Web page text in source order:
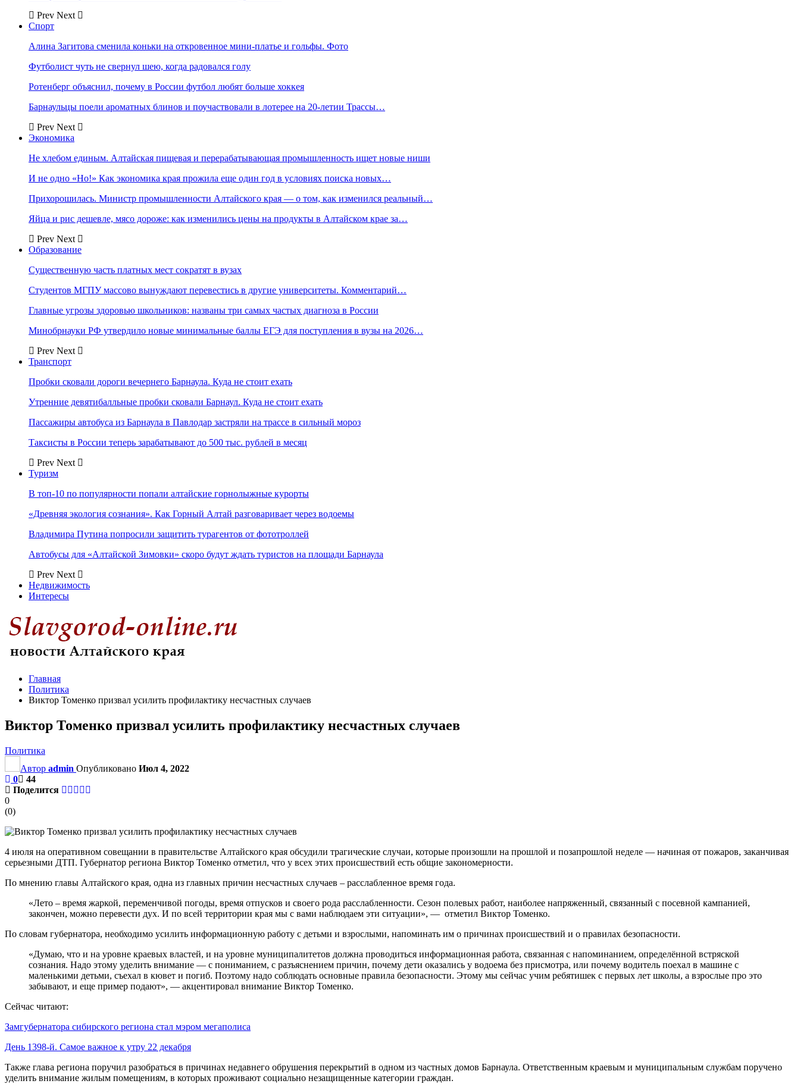
Prev Next
Спорт
Алина Загитова сменила коньки на откровенное мини-платье и гольфы. Фото
Футболист чуть не свернул шею, когда радовался голу
Ротенберг объяснил, почему в России футбол любят больше хоккея
Барнаульцы поели ароматных блинов и поучаствовали в лотерее на 20-летии Трассы…
Prev Next
Экономика
Не хлебом единым. Алтайская пищевая и перерабатывающая промышленность ищет новые ниши
И не одно «Но!» Как экономика края прожила еще один год в условиях поиска новых…
Прихорошилась. Министр промышленности Алтайского края — о том, как изменился реальный…
Яйца и рис дешевле, мясо дороже: как изменились цены на продукты в Алтайском крае за…
Prev Next
Образование
Существенную часть платных мест сократят в вузах
Студентов МГПУ массово вынуждают перевестись в другие университеты. Комментарий…
Главные угрозы здоровью школьников: названы три самых частых диагноза в России
Минобрнауки РФ утвердило новые минимальные баллы ЕГЭ для поступления в вузы на 2026…
Prev Next
Транспорт
Пробки сковали дороги вечернего Барнаула. Куда не стоит ехать
Утренние девятибалльные пробки сковали Барнаул. Куда не стоит ехать
Пассажиры автобуса из Барнаула в Павлодар застряли на трассе в сильный мороз
Таксисты в России теперь зарабатывают до 500 тыс. рублей в месяц
Prev Next
Туризм
В топ-10 по популярности попали алтайские горнолыжные курорты
«Древняя экология сознания». Как Горный Алтай разговаривает через водоемы
Владимира Путина попросили защитить турагентов от фототроллей
Автобусы для «Алтайской Зимовки» скоро будут ждать туристов на площади Барнаула
Prev Next
Недвижимость
Интересы
Главная
Политика
Виктор Томенко призвал усилить профилактику несчастных случаев
Виктор Томенко призвал усилить профилактику несчастных случаев
Политика
Автор admin Опубликовано Июл 4, 2022
0
44
Поделится
0
(0)
4 июля на оперативном совещании в правительстве Алтайского края обсудили трагические случаи, которые произошли на прошлой и позапрошлой неделе — начиная от пожаров, заканчивая
серьезными ДТП. Губернатор региона Виктор Томенко отметил, что у всех этих происшествий есть общие закономерности.
По мнению главы Алтайского края, одна из главных причин несчастных случаев – расслабленное время года.
«Лето – время жаркой, переменчивой погоды, время отпусков и своего рода расслабленности. Сезон полевых работ, наиболее напряженный, связанный с посевной кампанией,
закончен, можно перевести дух. И по всей территории края мы с вами наблюдаем эти ситуации», — отметил Виктор Томенко.
По словам губернатора, необходимо усилить информационную работу с детьми и взрослыми, напоминать им о причинах происшествий и о правилах безопасности.
«Думаю, что и на уровне краевых властей, и на уровне муниципалитетов должна проводиться информационная работа, связанная с напоминанием, определённой встряской
сознания. Надо этому уделить внимание — с пониманием, с разъяснением причин, почему дети оказались у водоема без присмотра, или почему водитель поехал в машине с
маленькими детьми, съехал в кювет и погиб. Поэтому надо соблюдать основные правила безопасности. Этому мы сейчас учим ребятишек с первых лет школы, а взрослые про это
забывают, и еще пример подают», — акцентировал внимание Виктор Томенко.
Сейчас читают:
Замгубернатора сибирского региона стал мэром мегаполиса
День 1398-й. Самое важное к утру 22 декабря
Также глава региона поручил разобраться в причинах недавнего обрушения перекрытий в одном из частных домов Барнаула. Ответственным краевым и муниципальным службам поручено
уделить внимание жилым помещениям, в которых проживают социально незащищенные категории граждан.